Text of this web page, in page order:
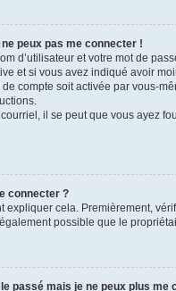
peux pas me connecter !
d’utilisateur et votre mot de
et si vous avez indiqué avoir
compte soit activée par vous-
il se peut que vous ayez
connecter ?
expliquer cela. Premièrement,
possible que le
passé mais je ne peux plus me